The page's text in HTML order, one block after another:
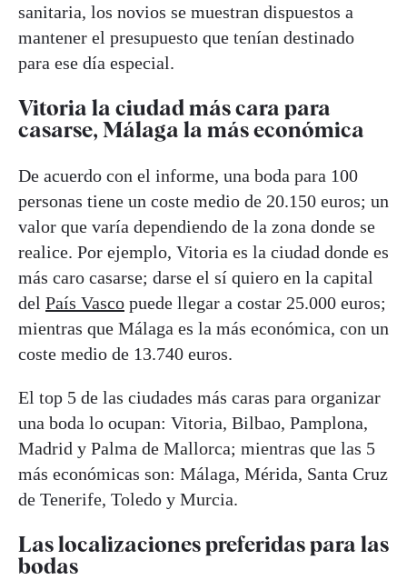
sanitaria, los novios se muestran dispuestos a
mantener el presupuesto que tenían destinado
para ese día especial.
Vitoria la ciudad más cara para
casarse, Málaga la más económica
De acuerdo con el informe, una boda para 100
personas tiene un coste medio de 20.150 euros; un
valor que varía dependiendo de la zona donde se
realice. Por ejemplo, Vitoria es la ciudad donde es
más caro casarse; darse el sí quiero en la capital
del País Vasco puede llegar a costar 25.000 euros;
mientras que Málaga es la más económica, con un
coste medio de 13.740 euros.
El top 5 de las ciudades más caras para organizar
una boda lo ocupan: Vitoria, Bilbao, Pamplona,
Madrid y Palma de Mallorca; mientras que las 5
más económicas son: Málaga, Mérida, Santa Cruz
de Tenerife, Toledo y Murcia.
Las localizaciones preferidas para las
bodas